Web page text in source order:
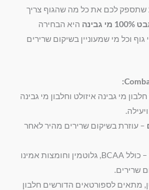
שתספק לכם את כל מה שהגוף צריך
היא הבחירה
וכל מי שמעוניין בשיקום שרירים
מי גבינה איזולט וחלבון מי גבינה
– עוזרת בשיקום שרירים מהיר לאחר
– כולל BCAA, גלוטמין וחומצות אמינו
שרירים.
מתאים לספורטאים הדורשים חלבון